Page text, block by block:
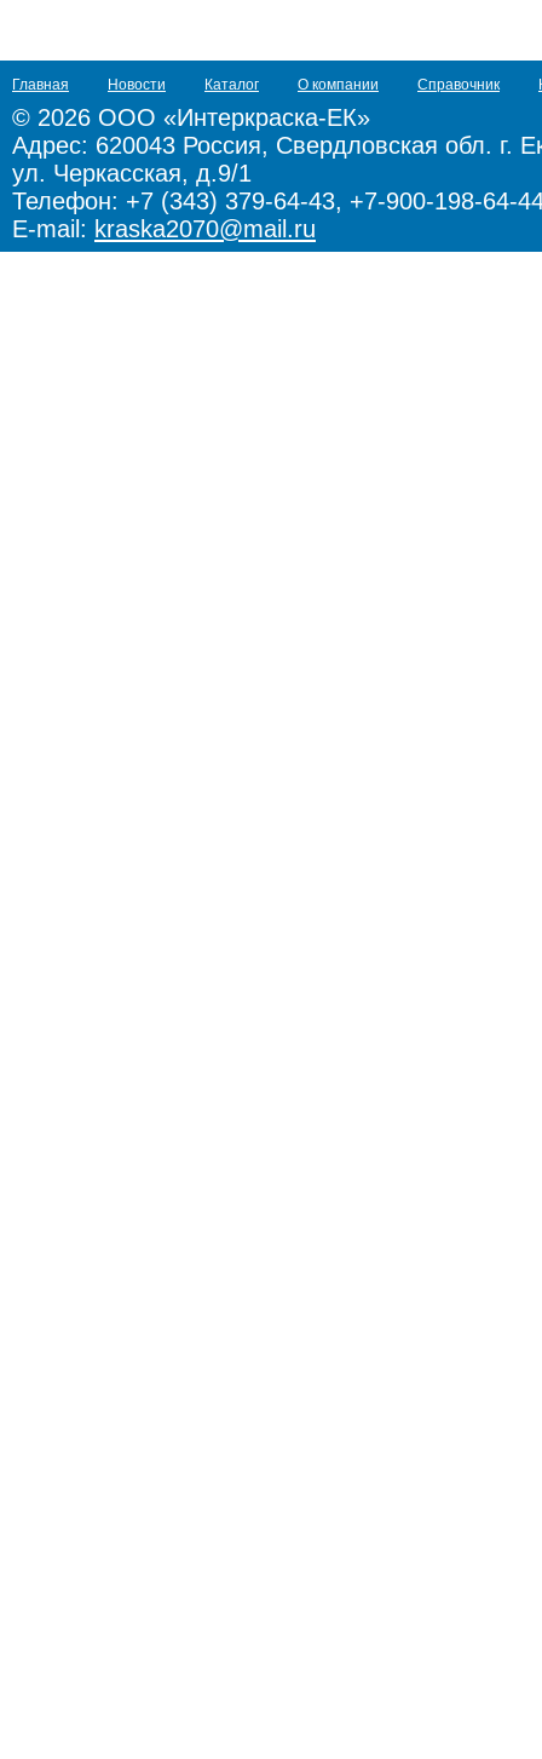
Главная Новости Каталог О компании Справочник
© 2026 ООО «Интеркраска-ЕК»
Адрес: 620043 Россия, Свердловская обл. г.
ул. Черкасская, д.9/1
Телефон: +7 (343) 379-64-43, +7-900-198-64-
E-mail: kraska2070@mail.ru